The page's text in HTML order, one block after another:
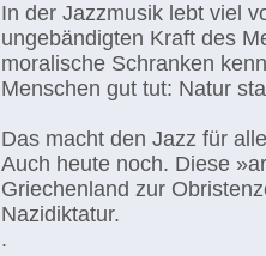
In der Jazzmusik lebt viel
ungebändigten Kraft des
moralische Schranken
Menschen gut tut: Natur
Das macht den Jazz für
Auch heute noch. Diese
Griechenland zur
Nazidiktatur.
.